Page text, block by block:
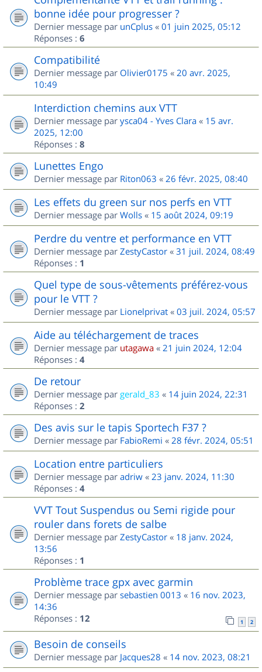
bonne idée pour progresser ?
Dernier message par unCplus « 01 juin 2025, 05:12
Réponses : 6
Compatibilité
Dernier message par Olivier0175 « 20 avr. 2025,
10:49
Interdiction chemins aux VTT
Dernier message par ysca04 - Yves Clara « 15 avr.
2025, 12:00
Réponses : 8
Lunettes Engo
Dernier message par Riton063 « 26 févr. 2025, 08:40
Les effets du green sur nos perfs en VTT
Dernier message par Wolls « 15 août 2024, 09:19
Perdre du ventre et performance en VTT
Dernier message par ZestyCastor « 31 juil. 2024, 08:49
Réponses : 1
Quel type de sous-vêtements préférez-vous
pour le VTT ?
Dernier message par Lionelprivat « 03 juil. 2024, 05:57
Aide au téléchargement de traces
Dernier message par utagawa « 21 juin 2024, 12:04
Réponses : 4
De retour
Dernier message par gerald_83 « 14 juin 2024, 22:31
Réponses : 2
Des avis sur le tapis Sportech F37 ?
Dernier message par FabioRemi « 28 févr. 2024, 05:51
Location entre particuliers
Dernier message par adriw « 23 janv. 2024, 11:30
Réponses : 4
VVT Tout Suspendus ou Semi rigide pour
rouler dans forets de salbe
Dernier message par ZestyCastor « 18 janv. 2024,
13:56
Réponses : 1
Problème trace gpx avec garmin
Dernier message par sebastien 0013 « 16 nov. 2023,
14:36
Réponses : 12 1 2
Besoin de conseils
Dernier message par Jacques28 « 14 nov. 2023, 08:21